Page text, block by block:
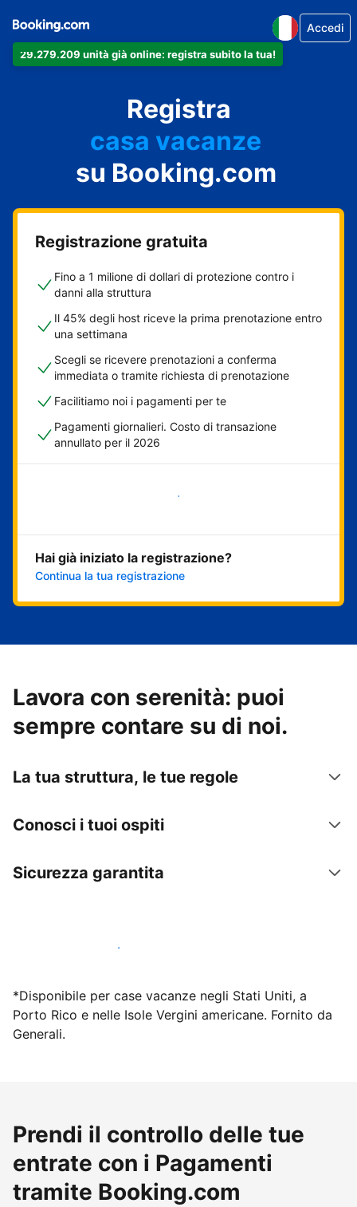
29.279.209 unità già online: registra subito la tua!
Accedi
Registra
il tuo appartamento
il tuo hotel
casa vacanze
la tua guest house
il tuo B&B
su Booking.com
Registrazione gratuita
Fino a 1 milione di dollari di protezione contro i
danni alla struttura
Il 45% degli host riceve la prima prenotazione entro
una settimana
Scegli se ricevere prenotazioni a conferma
immediata o tramite richiesta di prenotazione
Facilitiamo noi i pagamenti per te
Pagamenti giornalieri. Costo di transazione
annullato per il 2026
Inizia ora
Hai già iniziato la registrazione?
Continua la tua registrazione
Lavora con serenità: puoi
sempre contare su di noi.
La tua struttura, le tue regole
Conosci i tuoi ospiti
Sicurezza garantita
Inizia subito a lavorare con noi
*Disponibile per case vacanze negli Stati Uniti, a
Porto Rico e nelle Isole Vergini americane. Fornito da
Generali.
Prendi il controllo delle tue
entrate con i Pagamenti
tramite Booking.com